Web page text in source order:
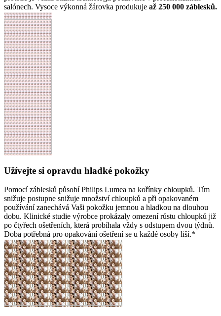
salónech. Vysoce výkonná žárovka produkuje až 250 000 záblesků.
Užívejte si opravdu hladké pokožky
Pomocí záblesků působí Philips Lumea na kořínky chloupků. Tím
snižuje postupne snižuje množství chloupků a při opakovaném
používání zanechává Vaši pokožku jemnou a hladkou na dlouhou
dobu. Klinické studie výrobce prokázaly omezení růstu chloupků již
po čtyřech ošetřeních, která probíhala vždy s odstupem dvou týdnů.
Doba potřebná pro opakování ošetření se u každé osoby liší.*